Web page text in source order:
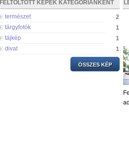
FELTÖLTÖTT KÉPEK KATEGÓRIÁNKÉNT
természet
2
tárgyfotók
1
tájkép
1
divat
1
ÖSSZES KÉP